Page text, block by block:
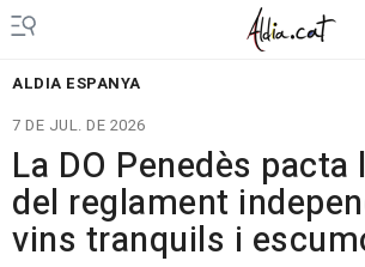
ALDIA ESPANYA
7 DE JUL. DE 2026
La DO Penedès pacta
del reglament
vins tranquils i